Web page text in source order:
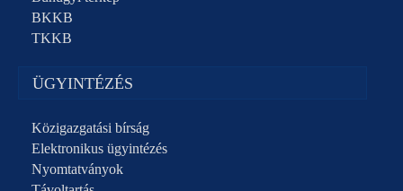
BKKB
TKKB
ÜGYINTÉZÉS
Közigazgatási bírság
Elektronikus ügyintézés
Nyomtatványok